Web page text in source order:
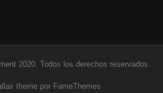
2020. Todos los derechos reservados.
theme por FameThemes